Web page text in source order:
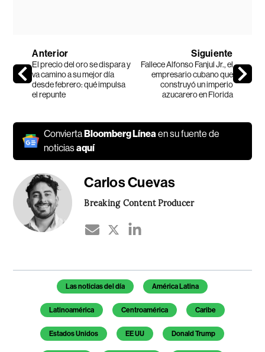
Anterior
El precio del oro se dispara y
va camino a su mejor día
desde febrero: qué impulsa
el repunte
Siguiente
Fallece Alfonso Fanjul Jr., el
empresario cubano que
construyó un imperio
azucarero en Florida
ConviertaBloomberg Línea en su fuente de
noticiasaquí
Carlos Cuevas
Breaking Content Producer
Temas de este artículo
Las noticias del día América Latina
Latinoamérica Centroamérica Caribe
Estados Unidos EE UU Donald Trump